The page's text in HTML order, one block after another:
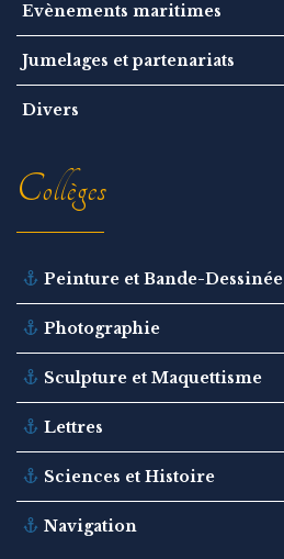
Evènements maritimes
Jumelages et partenariats
Divers
Collèges
Peinture et Bande-Dessinée
Photographie
Sculpture et Maquettisme
Lettres
Sciences et Histoire
Navigation